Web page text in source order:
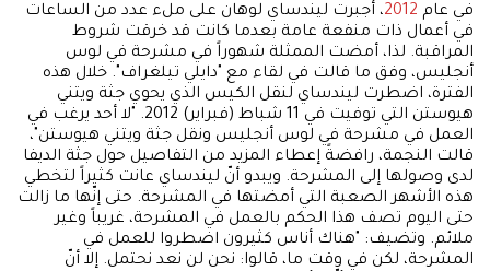
في عام 2012، أُجبرت ليندساي لوهان على ملء عدد من الساعات
في أعمال ذات منفعة عامة بعدما كانت قد خرقت شروط
المراقبة. لذا، أمضت الممثلة شهوراً في مشرحة في لوس
أنجليس، وفق ما قالت في لقاء مع "دايلي تيلغراف". خلال هذه
الفترة، اضطرت ليندساي لنقل الكيس الذي يحوي جثة ويتني
هيوستن التي توفيت في 11 شباط (فبراير) 2012. "لا أحد يرغب في
العمل في مشرحة في لوس أنجليس ونقل جثة ويتني هيوستن"،
قالت النجمة، رافضةً إعطاء المزيد من التفاصيل حول جثة الديفا
لدى وصولها إلى المشرحة. ويبدو أنّ ليندساي عانت كثيراً لتخطي
هذه الأشهر الصعبة التي أمضتها في المشرحة. حتى إنّها ما زالت
حتى اليوم تصف هذا الحكم بالعمل في المشرحة، غريباً وغير
ملائم. وتضيف: "هناك أناس كثيرون اضطروا للعمل في
المشرحة، لكن في وقت ما، قالوا: نحن لن نعد نحتمل. إلا أنّ